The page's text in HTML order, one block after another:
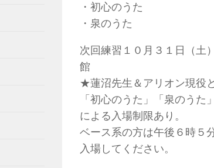
・初心のうた
・泉のうた
次回練習１０月３１日（
館
★蓮沼先生＆アリオン現役
「初心のうた」「泉のう
による入場制限あり。
ベース系の方は午後６時５
入場してください。